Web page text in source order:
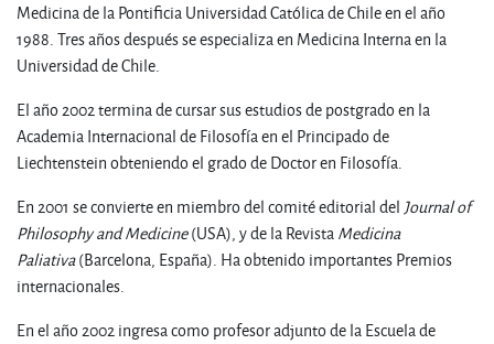
Medicina de la Pontificia Universidad Católica de Chile en el año
1988. Tres años después se especializa en Medicina Interna en la
Universidad de Chile.
El año 2002 termina de cursar sus estudios de postgrado en la
Academia Internacional de Filosofía en el Principado de
Liechtenstein obteniendo el grado de Doctor en Filosofía.
En 2001 se convierte en miembro del comité editorial del Journal of
Philosophy and Medicine(USA), y de la RevistaMedicina
Paliativa(Barcelona, España). Ha obtenido importantes Premios
internacionales.
En el año 2002 ingresa como profesor adjunto de la Escuela de